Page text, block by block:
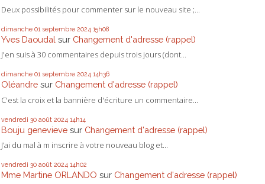
Deux possibilités pour commenter sur le nouveau site ;...
dimanche 01 septembre 2024 15h08
Yves Daoudal sur Changement d'adresse (rappel)
J'en suis à 30 commentaires depuis trois jours (dont...
dimanche 01 septembre 2024 14h36
Oléandre sur Changement d'adresse (rappel)
C'est la croix et la bannière d'écriture un commentaire...
vendredi 30 août 2024 14h14
Bouju genevieve sur Changement d'adresse (rappel)
J’ai du mal à m inscrire à votre nouveau blog et...
vendredi 30 août 2024 14h02
Mme Martine ORLANDO sur Changement d'adresse (rappel)